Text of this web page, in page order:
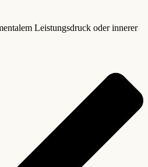
Leistungsdruck oder innerer